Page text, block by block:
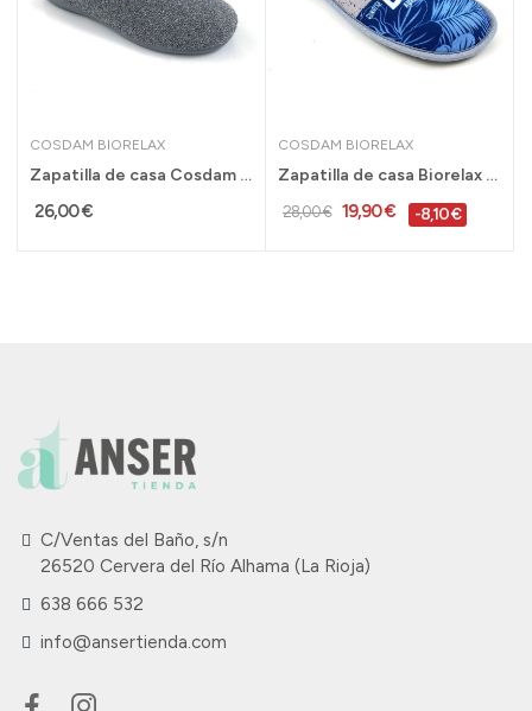
COSDAM BIORELAX
Zapatilla de casa Cosdam Biorelax hombre...
26,00 €
COSDAM BIORELAX
Zapatilla de casa Biorelax acolchado rebajas...
28,00 € 19,90 € -8,10 €
C/Ventas del Baño, s/n
26520 Cervera del Río Alhama (La Rioja)
638 666 532
info@ansertienda.com